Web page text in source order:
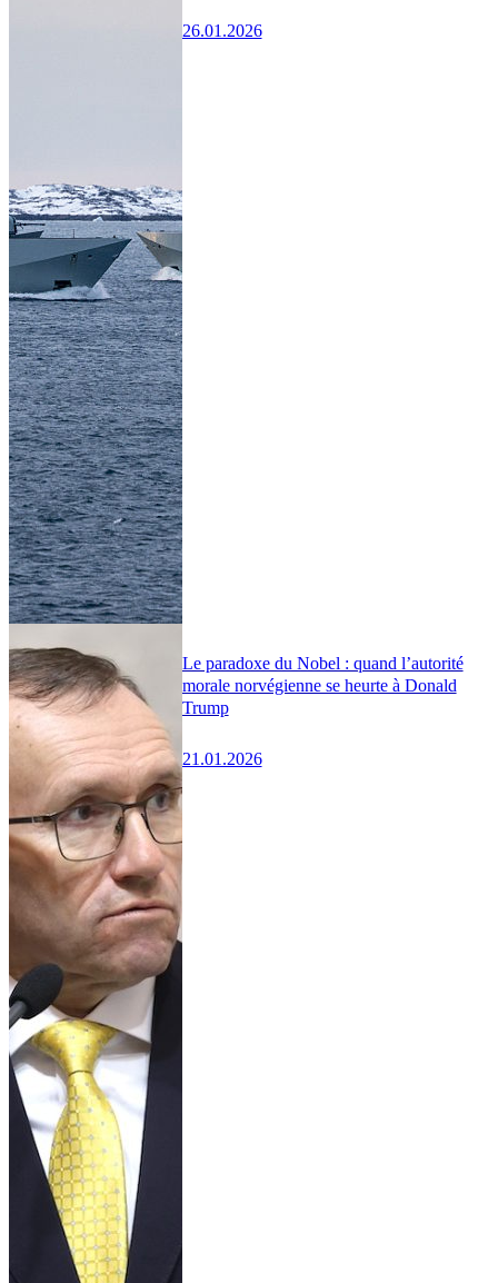
26.01.2026
Le paradoxe du Nobel : quand l’autorité
morale norvégienne se heurte à Donald
Trump
21.01.2026